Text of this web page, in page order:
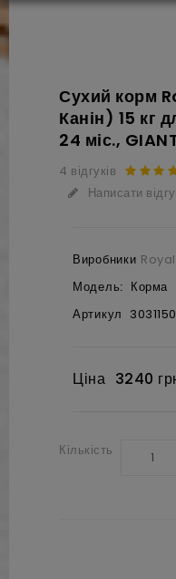
Сухий корм
Канін) 15 кг
24 міс.,
4 відгуків
Написати
Виробники
Модель: Корма
Артикул 3031150
Ціна 3240
Кількість